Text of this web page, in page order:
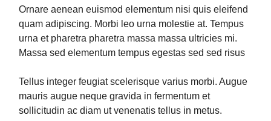
Ornare aenean euismod elementum nisi quis eleifend
quam adipiscing. Morbi leo urna molestie at. Tempus
urna et pharetra pharetra massa massa ultricies mi.
Massa sed elementum tempus egestas sed sed risus
Tellus integer feugiat scelerisque varius morbi. Augue
mauris augue neque gravida in fermentum et
sollicitudin ac diam ut venenatis tellus in metus.